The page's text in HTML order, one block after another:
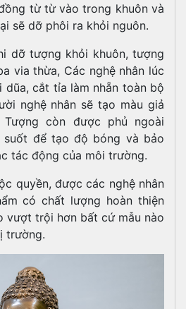
từ từ vào trong khuôn và
sẽ dỡ phôi ra khỏi nguôn.
dỡ tượng khỏi khuôn, tượng
via thừa, Các nghệ nhân lúc
dũa, cắt tỉa làm nhẵn toàn bộ
nghệ nhân sẽ tạo màu giả
còn được phủ ngoài
để tạo độ bóng và bảo
tác động của môi trường.
quyền, được các nghệ nhân
có chất lượng hoàn thiện
vượt trội hơn bất cứ mẫu nào
trường.